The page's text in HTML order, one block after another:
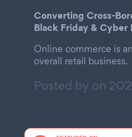
Converting Cross-
Black Friday & Cyber
Online commerce is
overall retail business.
Posted by on